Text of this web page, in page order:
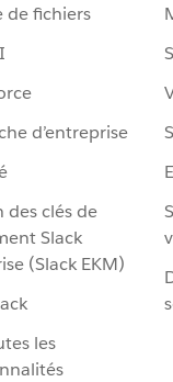
de fichiers
d’entreprise
des clés de
Slack
(Slack EKM)
les